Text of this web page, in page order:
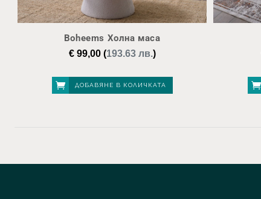
Boheems Холна маса
€99,00(193.63 лв.)
ДОБАВЯНЕ В КОЛИЧКАТА